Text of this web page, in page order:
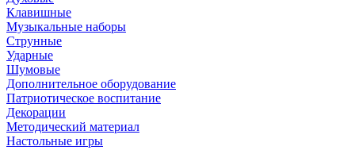
Клавишные
Музыкальные наборы
Струнные
Ударные
Шумовые
Дополнительное оборудование
Патриотическое воспитание
Декорации
Методический материал
Настольные игры